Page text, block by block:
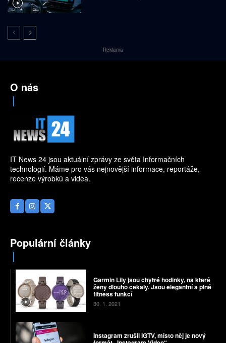
Reklama
O nás
IT News 24 jsou aktuální zprávy ze světa Informačních
technologií. Máme pro vás nejnovější informace, reportáže,
recenze výrobků a videa.
Populární články
Garmin Lily jsou chytré hodinky, na které
ženy dlouho čekaly. Jsou elegantní a plné
fitness funkcí
30. 1. 2021
Instagram zrušil IGTV, místo něj je nový